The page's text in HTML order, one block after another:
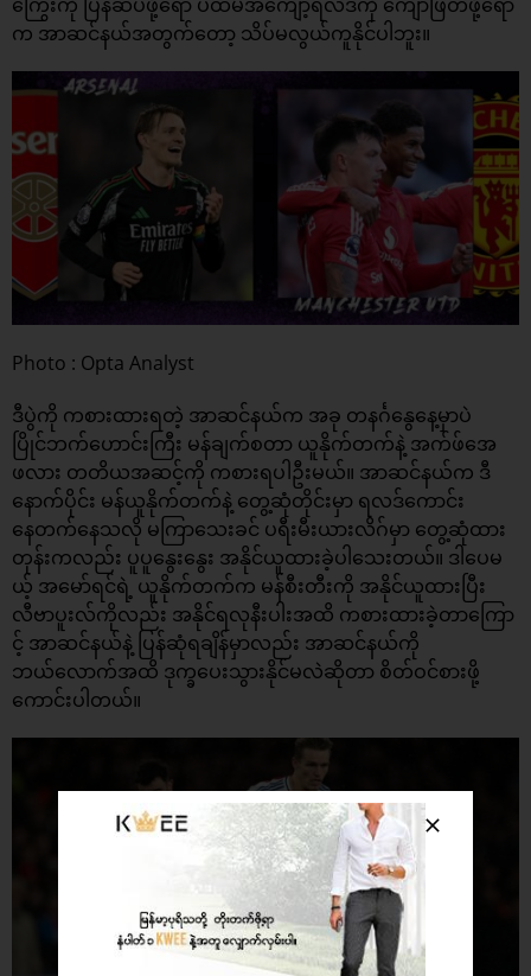
က အာဆင်နယ်အတွက်တော့ သိပ်မလွယ်ကူနိုင်ပါဘူး။
Photo : Opta Analyst
ဒီပွဲကို ကစားထားရတဲ့ အာဆင်နယ်က အခု တနင်္ဂနွေနေ့မှာပဲ
ပြိုင်ဘက်ဟောင်းကြီး မန်ချက်စတာ ယူနိုက်တက်နဲ့ အက်ဖ်အေ
ဖလား တတိယအဆင့်ကို ကစားရပါဦးမယ်။ အာဆင်နယ်က ဒီ
နောက်ပိုင်း မန်ယူနိုက်တက်နဲ့ တွေ့ဆုံတိုင်းမှာ ရလဒ်ကောင်း
နေတက်နေသလို မကြာသေးခင် ပရီးမီးယားလိဂ်မှာ တွေ့ဆုံထား
တုန်းကလည်း ပူပူနွေးနွေး အနိုင်ယူထားခဲ့ပါသေးတယ်။ ဒါပေမ
ယ့် အမော်ရင်ရဲ့ ယူနိုက်တက်က မန်စီးတီးကို အနိုင်ယူထားပြီး
လီဗာပူးလ်ကိုလည်း အနိုင်ရလုနီးပါးအထိ ကစားထားခဲ့တာကြော
င့် အာဆင်နယ်နဲ့ ပြန်ဆုံရချိန်မှာလည်း အာဆင်နယ်ကို
ဘယ်လောက်အထိ ဒုက္ခပေးသွားနိုင်မလဲဆိုတာ စိတ်ဝင်စားဖို့
ကောင်းပါတယ်။